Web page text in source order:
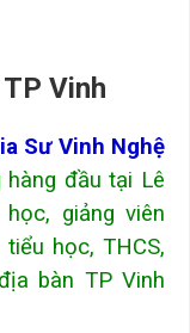
Vinh
Sư Vinh Nghệ
đầu tại Lê
giảng viên
học, THCS,
bàn TP Vinh